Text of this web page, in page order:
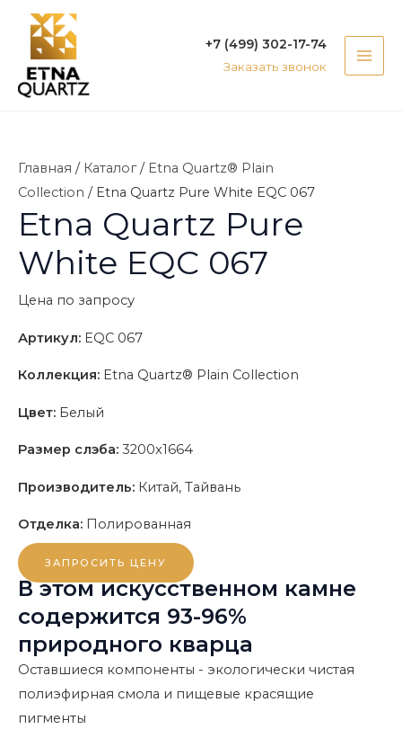
Перейти
содержимому
+7 (499) 302-17-74
Заказать звонок
Главная / Каталог/ Etna Quartz® Plain
Collection / Etna Quartz Pure White EQC 067
Etna Quartz Pure
White EQC 067
Цена по запросу
Артикул: EQC 067
Коллекция: Etna Quartz® Plain Collection
Цвет: Белый
Размер слэба: 3200x1664
Производитель: Китай, Тайвань
Отделка: Полированная
ЗАПРОСИТЬ ЦЕНУ
В этом искусственном камне
содержится 93-96%
природного кварца
Оставшиеся компоненты - экологически чистая
полиэфирная смола и пищевые красящие
пигменты